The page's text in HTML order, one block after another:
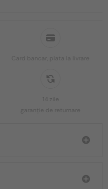
Card bancar, plata la livrare
14 zile
garanție de returnare